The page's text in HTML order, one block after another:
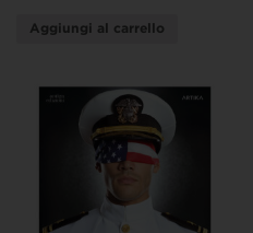
Aggiungi al carrello